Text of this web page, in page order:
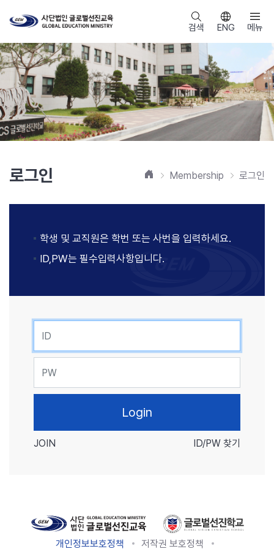
검색 ENG 메뉴
로그인 홈 Membership 로그인
학생 및 교직원은 학번 또는 사번을 입력하세요.
ID,PW는 필수입력사항입니다.
JOIN ID/PW 찾기
개인정보보호정책 저작권 보호정책